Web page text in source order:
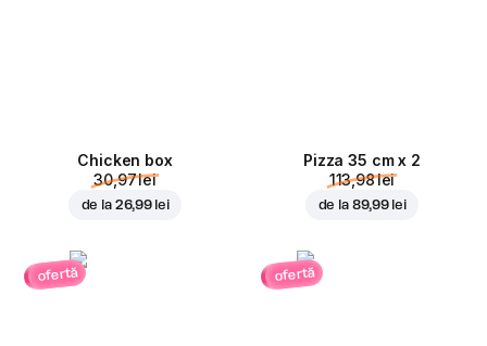
Chicken box
30,97 lei
de la 26,99 lei
Pizza 35 cm x 2
113,98 lei
de la 89,99 lei
ofertă ofertă